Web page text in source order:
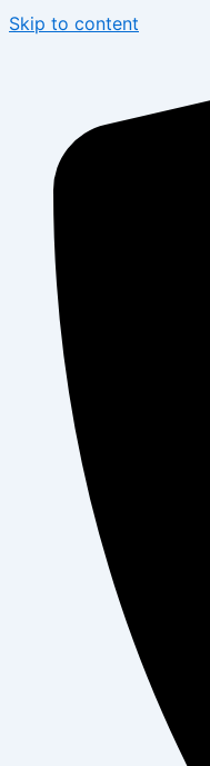
Skip to content